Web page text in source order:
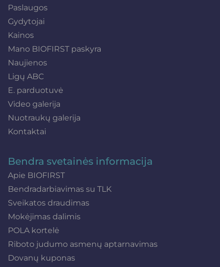
Paslaugos
Gydytojai
Kainos
Mano BIOFIRST paskyra
Naujienos
Ligų ABC
E. parduotuvė
Video galerija
Nuotraukų galerija
Kontaktai
Bendra svetainės informacija
Apie BIOFIRST
Bendradarbiavimas su TLK
Sveikatos draudimas
Mokėjimas dalimis
POLA kortelė
Riboto judumo asmenų aptarnavimas
Dovanų kuponas